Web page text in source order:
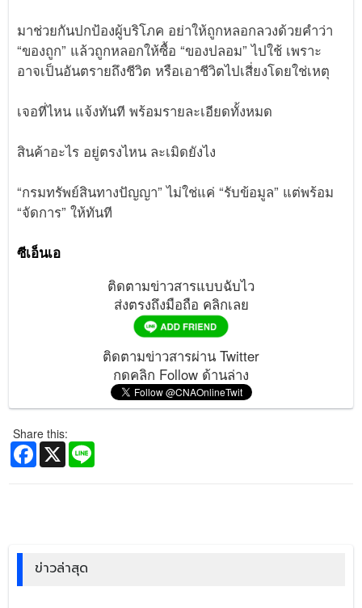
มาช่วยกันปกป้องผู้บริโภค อย่าให้ถูกหลอกลวงด้วยคำว่า
“ของถูก” แล้วถูกหลอกให้ซื้อ “ของปลอม” ไปใช้ เพราะ
อาจเป็นอันตรายถึงชีวิต หรือเอาชีวิตไปเสี่ยงโดยใช่เหตุ
เจอที่ไหน แจ้งทันที พร้อมรายละเอียดทั้งหมด
สินค้าอะไร อยู่ตรงไหน ละเมิดยังไง
“กรมทรัพย์สินทางปัญญา” ไม่ใช่แค่ “รับข้อมูล” แต่พร้อม
“จัดการ” ให้ทันที
ซีเอ็นเอ
ติดตามข่าวสารแบบฉับไว
ส่งตรงถึงมือถือ คลิกเลย
ติดตามข่าวสารผ่าน Twitter
กดคลิก Follow ด้านล่าง
Share this:
Facebook
X
ข่าวล่าสุด